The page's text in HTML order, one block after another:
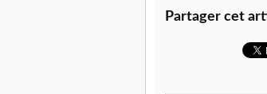
Partager cet